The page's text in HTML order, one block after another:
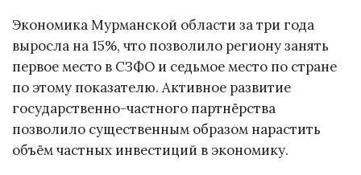
Экономика Мурманской области за три года
выросла на 15%, что позволило региону занять
первое место в СЗФО и седьмое место по стране
по этому показателю. Активное развитие
государственно-частного партнёрства
позволило существенным образом нарастить
объём частных инвестиций в экономику.